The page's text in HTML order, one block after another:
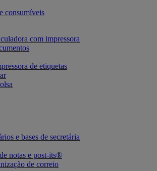
consumíveis
com impressora
de etiquetas
e bases de secretária
notas e post-its®
de correio